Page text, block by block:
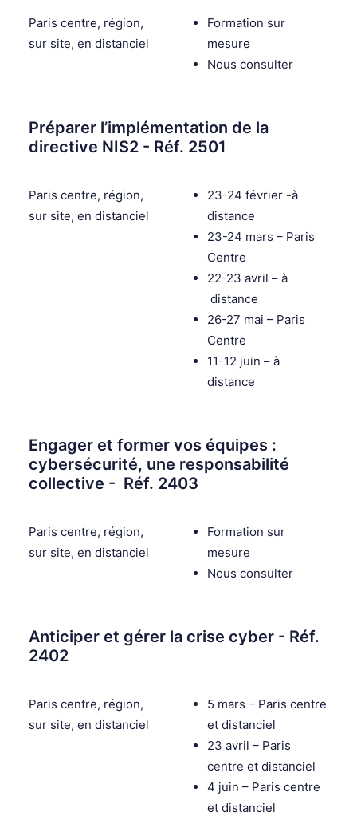
Paris centre, région,
sur site, en distanciel
Formation sur
mesure
Nous consulter
Préparer l’implémentation de la
directive NIS2 - Réf. 2501
Paris centre, région,
sur site, en distanciel
23-24 février -à
distance
23-24 mars – Paris
Centre
22-23 avril – à
distance
26-27 mai – Paris
Centre
11-12 juin – à
distance
Engager et former vos équipes :
cybersécurité, une responsabilité
collective - Réf. 2403
Paris centre, région,
sur site, en distanciel
Formation sur
mesure
Nous consulter
Anticiper et gérer la crise cyber - Réf.
2402
Paris centre, région,
sur site, en distanciel
5 mars – Paris centre
et distanciel
23 avril – Paris
centre et distanciel
4 juin – Paris centre
et distanciel